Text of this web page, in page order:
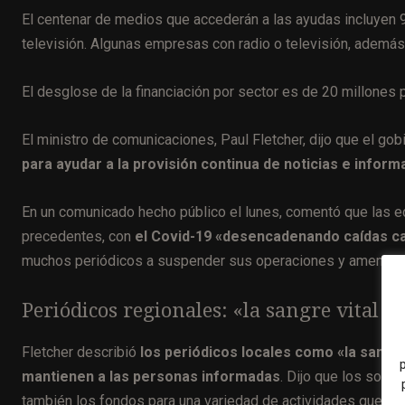
El centenar de medios que accederán a las ayudas
televisión. Algunas empresas con radio o televisión,
El desglose de la financiación por sector es de 20 millones
El ministro de comunicaciones, Paul Fletcher, dijo que el
para ayudar a la provisión continua de noticias e
En un comunicado hecho público el lunes, comentó que
precedentes, con el Covid-19 «desencadenando caídas
muchos periódicos a suspender sus operaciones y
Periódicos regionales: «la sangre vital
Fletcher describió los periódicos locales como «la
mantienen a las personas informadas . Dijo que los
también los fondos para una variedad de actividades que